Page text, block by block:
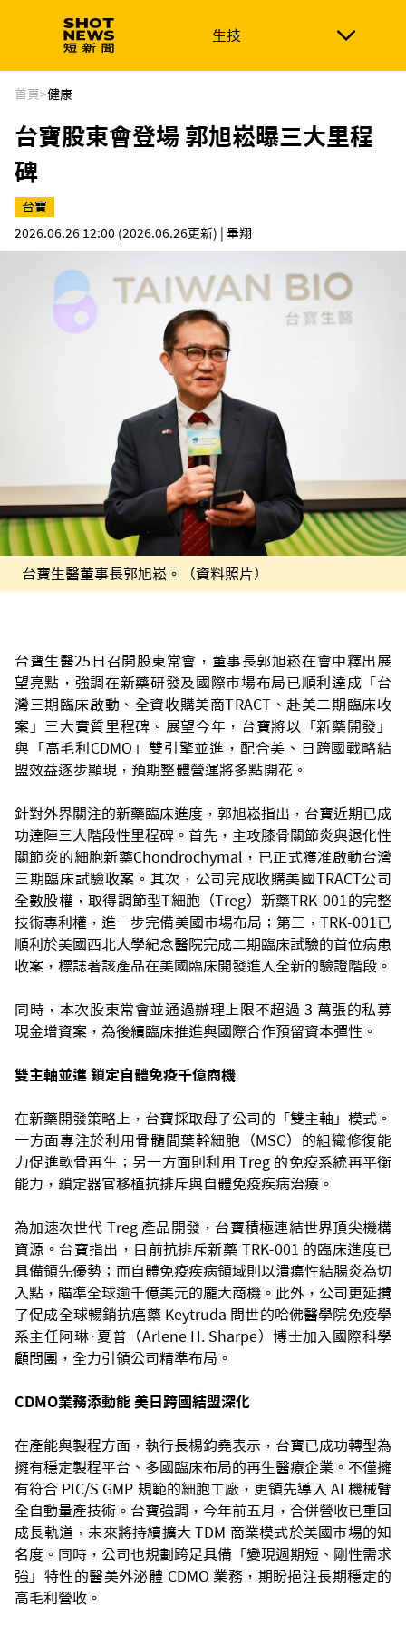
生技
生技 政治
新南向 體育
首頁>健康
台寶股東會登場 郭旭崧曝三大里程
碑
台寶
2026.06.26 12:00 (2026.06.26更新) | 畢翔
台寶生醫董事長郭旭崧。（資料照片）
台寶生醫25日召開股東常會，董事長郭旭崧在會中釋出展
望亮點，強調在新藥研發及國際市場布局已順利達成「台
灣三期臨床啟動、全資收購美商TRACT、赴美二期臨床收
案」三大實質里程碑。展望今年，台寶將以「新藥開發」
與「高毛利CDMO」雙引擎並進，配合美、日跨國戰略結
盟效益逐步顯現，預期整體營運將多點開花。
針對外界關注的新藥臨床進度，郭旭崧指出，台寶近期已成
功達陣三大階段性里程碑。首先，主攻膝骨關節炎與退化性
關節炎的細胞新藥Chondrochymal，已正式獲准啟動台灣
三期臨床試驗收案。其次，公司完成收購美國TRACT公司
全數股權，取得調節型T細胞（Treg）新藥TRK-001的完整
技術專利權，進一步完備美國市場布局；第三，TRK-001已
順利於美國西北大學紀念醫院完成二期臨床試驗的首位病患
收案，標誌著該產品在美國臨床開發進入全新的驗證階段。
同時，本次股東常會並通過辦理上限不超過 3 萬張的私募
現金增資案，為後續臨床推進與國際合作預留資本彈性。
雙主軸並進 鎖定自體免疫千億商機
在新藥開發策略上，台寶採取母子公司的「雙主軸」模式。
一方面專注於利用骨髓間葉幹細胞（MSC）的組織修復能
力促進軟骨再生；另一方面則利用 Treg 的免疫系統再平衡
能力，鎖定器官移植抗排斥與自體免疫疾病治療。
為加速次世代 Treg 產品開發，台寶積極連結世界頂尖機構
資源。台寶指出，目前抗排斥新藥 TRK-001 的臨床進度已
具備領先優勢；而自體免疫疾病領域則以潰瘍性結腸炎為切
入點，瞄準全球逾千億美元的龐大商機。此外，公司更延攬
了促成全球暢銷抗癌藥 Keytruda 問世的哈佛醫學院免疫學
系主任阿琳·夏普（Arlene H. Sharpe）博士加入國際科學
顧問團，全力引領公司精準布局。
CDMO業務添動能 美日跨國結盟深化
在產能與製程方面，執行長楊鈞堯表示，台寶已成功轉型為
擁有穩定製程平台、多國臨床布局的再生醫療企業。不僅擁
有符合 PIC/S GMP 規範的細胞工廠，更領先導入 AI 機械臂
全自動量產技術。台寶強調，今年前五月，合併營收已重回
成長軌道，未來將持續擴大 TDM 商業模式於美國市場的知
名度。同時，公司也規劃跨足具備「變現週期短、剛性需求
強」特性的醫美外泌體 CDMO 業務，期盼挹注長期穩定的
高毛利營收。